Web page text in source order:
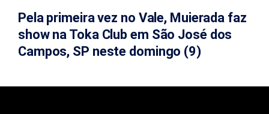
Pela primeira vez no Vale, Muierada faz
show na Toka Club em São José dos
Campos, SP neste domingo (9)